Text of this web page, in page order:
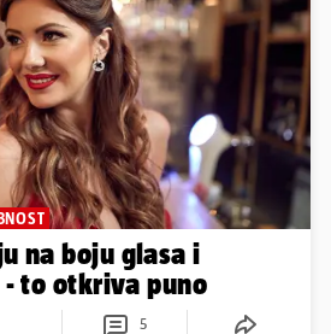
na boju glasa i
to otkriva puno
5